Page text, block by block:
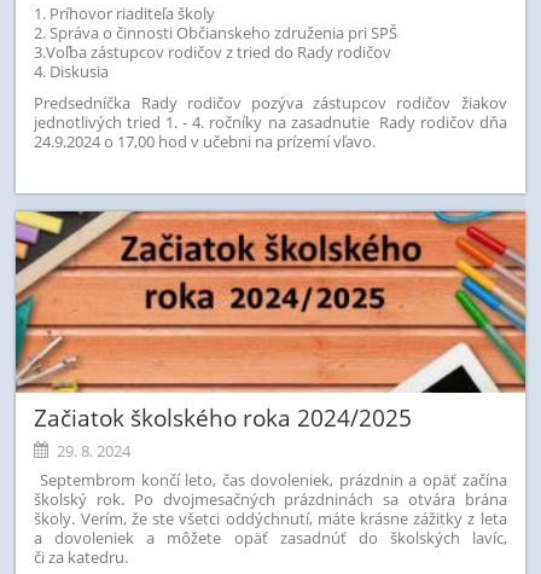
1. Príhovor riaditeľa školy
2. Správa o činnosti Občianskeho združenia pri SPŠ
3.Voľba zástupcov rodičov z tried do Rady rodičov
4. Diskusia
Predsedníčka Rady rodičov pozýva zástupcov rodičov žiakov
jednotlivých tried 1. - 4. ročníky na zasadnutie Rady rodičov dňa
24.9.2024 o 17,00 hod v učebni na prízemí vľavo.
Začiatok školského roka 2024/2025
29. 8. 2024
Septembrom končí leto, čas dovoleniek, prázdnin a opäť začína
školský rok. Po dvojmesačných prázdninách sa otvára brána
školy. Verím, že ste všetci oddýchnutí, máte krásne zážitky z leta
a dovoleniek a môžete opäť zasadnúť do školských lavíc,
či za katedru.